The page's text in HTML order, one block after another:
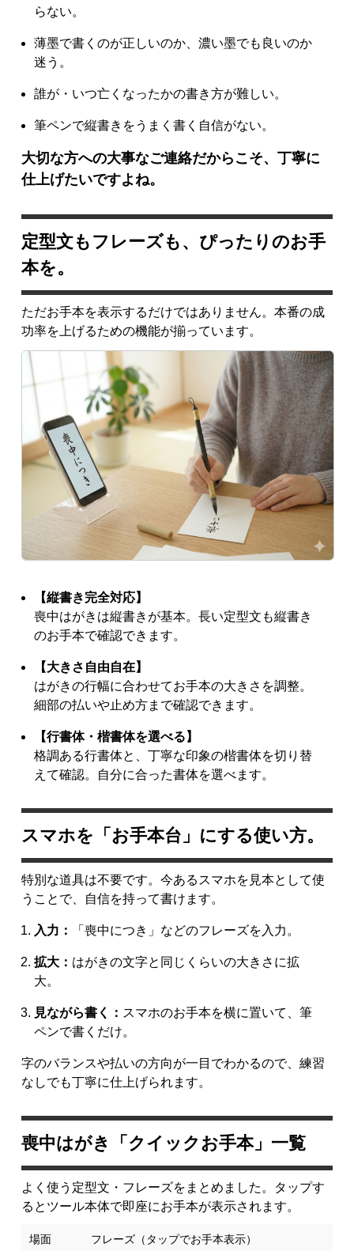
らない。
薄墨で書くのが正しいのか、濃い墨でも良いのか
迷う。
誰が・いつ亡くなったかの書き方が難しい。
筆ペンで縦書きをうまく書く自信がない。
大切な方への大事なご連絡だからこそ、丁寧に
仕上げたいですよね。
定型文もフレーズも、ぴったりのお手
本を。
ただお手本を表示するだけではありません。本番の成
功率を上げるための機能が揃っています。
【縦書き完全対応】
喪中はがきは縦書きが基本。長い定型文も縦書き
のお手本で確認できます。
【大きさ自由自在】
はがきの行幅に合わせてお手本の大きさを調整。
細部の払いや止め方まで確認できます。
【行書体・楷書体を選べる】
格調ある行書体と、丁寧な印象の楷書体を切り替
えて確認。自分に合った書体を選べます。
スマホを「お手本台」にする使い方。
特別な道具は不要です。今あるスマホを見本として使
うことで、自信を持って書けます。
入力： 「喪中につき」などのフレーズを入力。
拡大： はがきの文字と同じくらいの大きさに拡
大。
見ながら書く： スマホのお手本を横に置いて、筆
ペンで書くだけ。
字のバランスや払いの方向が一目でわかるので、練習
なしでも丁寧に仕上げられます。
喪中はがき「クイックお手本」一覧
よく使う定型文・フレーズをまとめました。タップす
るとツール本体で即座にお手本が表示されます。
場面 フレーズ（タップでお手本表示）